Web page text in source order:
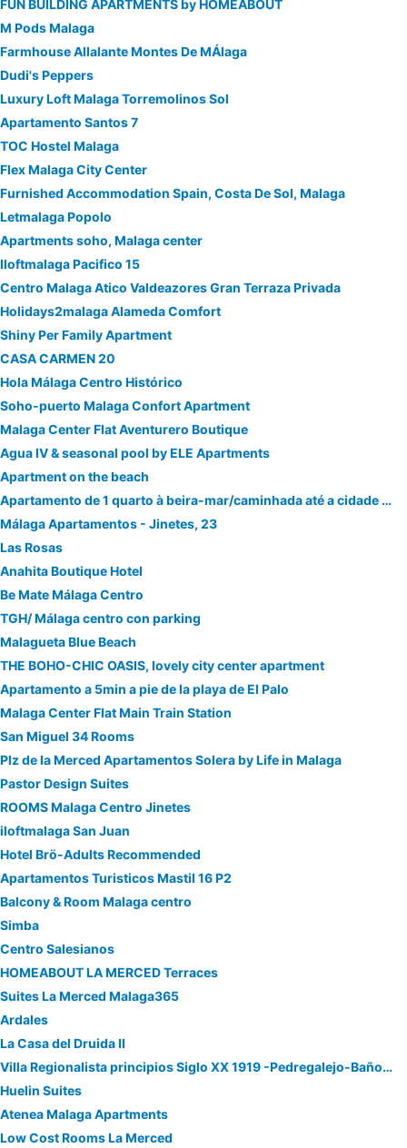
FUN BUILDING APARTMENTS by HOMEABOUT
M Pods Malaga
Farmhouse Allalante Montes De MÁlaga
Dudi's Peppers
Luxury Loft Malaga Torremolinos Sol
Apartamento Santos 7
TOC Hostel Malaga
Flex Malaga City Center
Furnished Accommodation Spain, Costa De Sol, Malaga
Letmalaga Popolo
Apartments soho, Malaga center
Iloftmalaga Pacifico 15
Centro Malaga Atico Valdeazores Gran Terraza Privada
Holidays2malaga Alameda Comfort
Shiny Per Family Apartment
CASA CARMEN 20
Hola Málaga Centro Histórico
Soho-puerto Malaga Confort Apartment
Malaga Center Flat Aventurero Boutique
Agua IV & seasonal pool by ELE Apartments
Apartment on the beach
Apartamento de 1 quarto à beira-mar/caminhada até a cidade antiga
Málaga Apartamentos - Jinetes, 23
Las Rosas
Anahita Boutique Hotel
Be Mate Málaga Centro
TGH/ Málaga centro con parking
Malagueta Blue Beach
THE BOHO-CHIC OASIS, lovely city center apartment
Apartamento a 5min a pie de la playa de El Palo
Malaga Center Flat Main Train Station
San Miguel 34 Rooms
Plz de la Merced Apartamentos Solera by Life in Malaga
Pastor Design Suites
ROOMS Malaga Centro Jinetes
iloftmalaga San Juan
Hotel Brö-Adults Recommended
Apartamentos Turisticos Mastil 16 P2
Balcony & Room Malaga centro
Simba
Centro Salesianos
HOMEABOUT LA MERCED Terraces
Suites La Merced Malaga365
Ardales
La Casa del Druida II
Villa Regionalista principios Siglo XX 1919 -Pedregalejo-Baños del Carmen-A UNOS METROS DEL MAR!!! PISCINA CLIMATIZADA BAJO PETICION
Huelin Suites
Atenea Malaga Apartments
Low Cost Rooms La Merced